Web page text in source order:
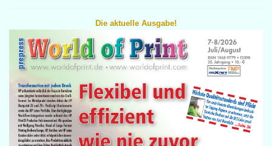
Die aktuelle Ausgabe!